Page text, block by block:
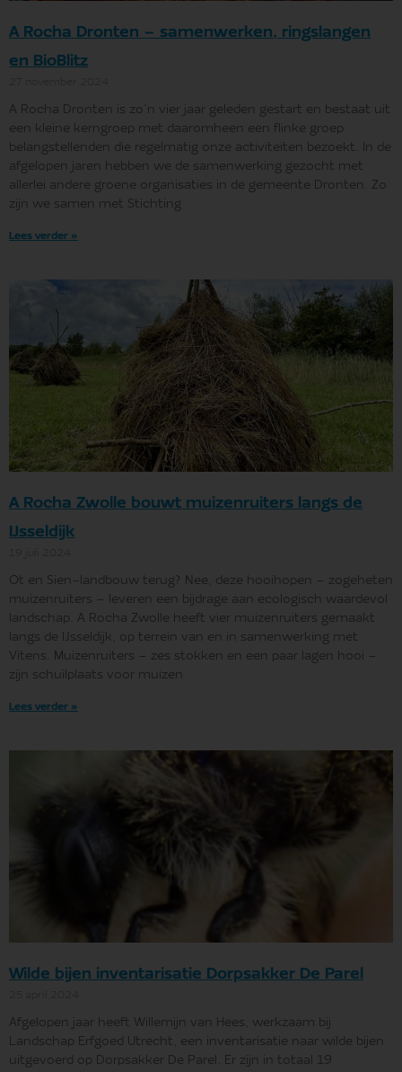
A Rocha Dronten – samenwerken, ringslangen
en BioBlitz
A Rocha Dronten is zo’n vier jaar geleden gestart en bestaat uit
een kleine kerngroep met daaromheen een flinke groep
belangstellenden die regelmatig onze activiteiten bezoekt. In de
afgelopen jaren hebben we de samenwerking gezocht met
allerlei andere groene organisaties in de gemeente Dronten. Zo
zijn we samen met Stichting
Lees verder »
A Rocha Zwolle bouwt muizenruiters langs de
IJsseldijk
Ot en Sien-landbouw terug? Nee, deze hooihopen – zogeheten
muizenruiters – leveren een bijdrage aan ecologisch waardevol
landschap. A Rocha Zwolle heeft vier muizenruiters gemaakt
langs de IJsseldijk, op terrein van en in samenwerking met
Vitens. Muizenruiters – zes stokken en een paar lagen hooi –
zijn schuilplaats voor muizen
Lees verder »
Wilde bijen inventarisatie Dorpsakker De Parel
Afgelopen jaar heeft Willemijn van Hees, werkzaam bij
Landschap Erfgoed Utrecht, een inventarisatie naar wilde bijen
uitgevoerd op Dorpsakker De Parel. Er zijn in totaal 19